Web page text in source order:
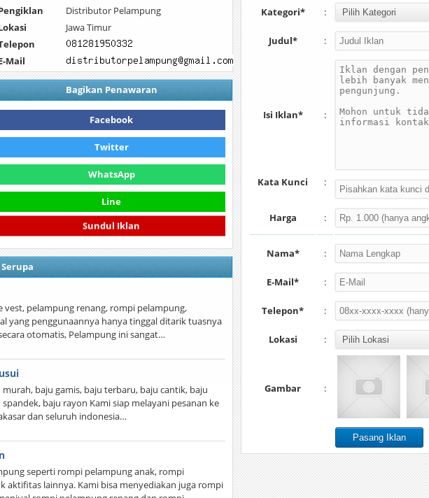
Distributor Pelampung
Jawa Timur
Mail
Bagikan Penawaran
Facebook
Twitter
WhatsApp
Line
Sundul Iklan
vest, pelampung renang, rompi pelampung,
yang penggunaannya hanya tinggal ditarik tuasnya
otomatis, Pelampung ini sangat…
baju gamis, baju terbaru, baju cantik, baju
baju rayon Kami siap melayani pesanan ke
dan seluruh indonesia…
seperti rompi pelampung anak, rompi
aktifitas lainnya. Kami bisa menyediakan juga rompi
Kategori* :
Judul* :
Isi Iklan* :
Kata Kunci :
Harga :
Nama* :
E-Mail* :
Telepon* :
Lokasi :
Gambar :